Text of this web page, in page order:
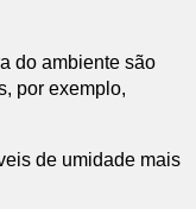
do ambiente são
por exemplo,
de umidade mais